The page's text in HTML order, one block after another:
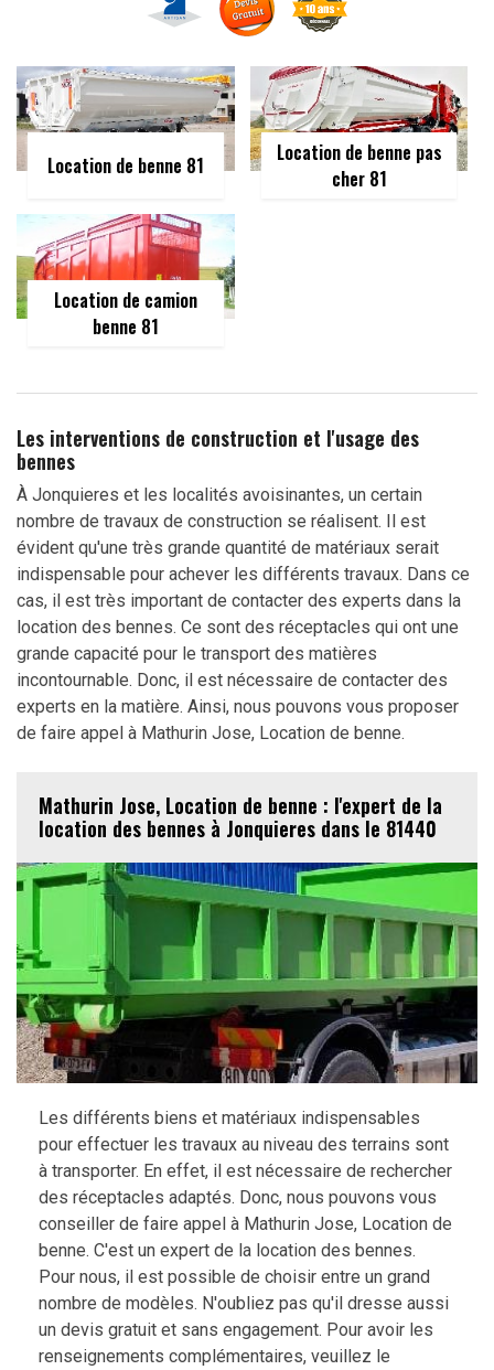
Location de benne 81
Location de benne pas
cher 81
Location de camion
benne 81
Les interventions de construction et l'usage des
bennes
À Jonquieres et les localités avoisinantes, un certain
nombre de travaux de construction se réalisent. Il est
évident qu'une très grande quantité de matériaux serait
indispensable pour achever les différents travaux. Dans ce
cas, il est très important de contacter des experts dans la
location des bennes. Ce sont des réceptacles qui ont une
grande capacité pour le transport des matières
incontournable. Donc, il est nécessaire de contacter des
experts en la matière. Ainsi, nous pouvons vous proposer
de faire appel à Mathurin Jose, Location de benne.
Mathurin Jose, Location de benne : l'expert de la
location des bennes à Jonquieres dans le 81440
Les différents biens et matériaux indispensables
pour effectuer les travaux au niveau des terrains sont
à transporter. En effet, il est nécessaire de rechercher
des réceptacles adaptés. Donc, nous pouvons vous
conseiller de faire appel à Mathurin Jose, Location de
benne. C'est un expert de la location des bennes.
Pour nous, il est possible de choisir entre un grand
nombre de modèles. N'oubliez pas qu'il dresse aussi
un devis gratuit et sans engagement. Pour avoir les
renseignements complémentaires, veuillez le